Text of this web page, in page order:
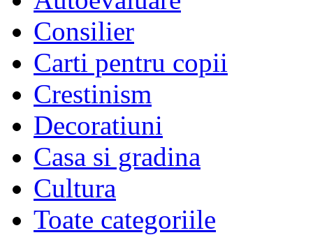
Consilier
Carti pentru copii
Crestinism
Decoratiuni
Casa si gradina
Cultura
Toate categoriile